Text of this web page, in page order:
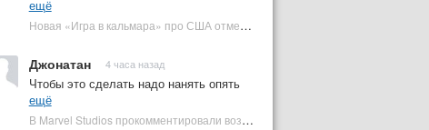
ещё
Новая «Игра в кальмара» про США отменена | Plugged In Ru
Джонатан 4 часа назад
Чтобы это сделать надо нанять опять
ещё
В Marvel Studios прокомментировали возвращение Канга на экраны | Plugged In Ru